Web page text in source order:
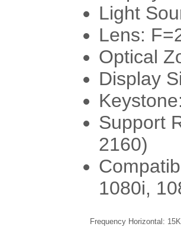
Light
Lens:
Optical
Display
Support
2160)
1080i,
Frequency Horizontal: